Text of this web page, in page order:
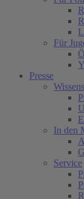
Für
Presse
In den
Service